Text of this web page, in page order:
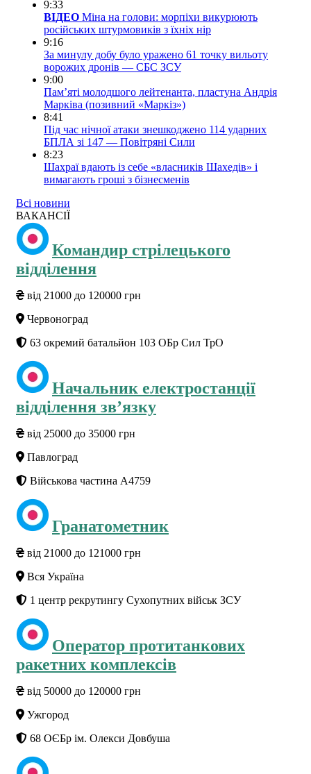
9:33
ВІДЕО Міна на голови: морпіхи викурюють
російських штурмовиків з їхніх нір
9:16
За минулу добу було уражено 61 точку вильоту
ворожих дронів — СБС ЗСУ
9:00
Пам’яті молодшого лейтенанта, пластуна Андрія
Марківа (позивний «Маркіз»)
8:41
Під час нічної атаки знешкоджено 114 ударних
БПЛА зі 147 — Повітряні Сили
8:23
Шахраї вдають із себе «власників Шахедів» і
вимагають гроші з бізнесменів
Всі новини
ВАКАНСІЇ
Командир стрілецького
відділення
від 21000 до 120000 грн
Червоноград
63 окремий батальйон 103 ОБр Сил ТрО
Начальник електростанції
відділення зв’язку
від 25000 до 35000 грн
Павлоград
Військова частина А4759
Гранатометник
від 21000 до 121000 грн
Вся Україна
1 центр рекрутингу Сухопутних військ ЗСУ
Оператор протитанкових
ракетних комплексів
від 50000 до 120000 грн
Ужгород
68 ОЄБр ім. Олекси Довбуша